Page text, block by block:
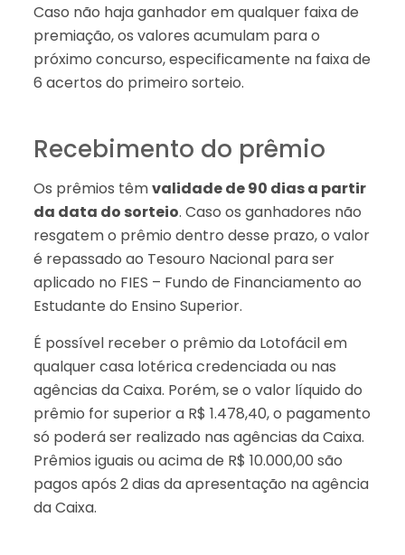
Caso não haja ganhador em qualquer faixa de
premiação, os valores acumulam para o
próximo concurso, especificamente na faixa de
6 acertos do primeiro sorteio.
Recebimento do prêmio
Os prêmios têmvalidade de 90 dias a partir
da data do sorteio. Caso os ganhadores não
resgatem o prêmio dentro desse prazo, o valor
é repassado ao Tesouro Nacional para ser
aplicado no FIES – Fundo de Financiamento ao
Estudante do Ensino Superior.
É possível receber o prêmio da Lotofácil em
qualquer casa lotérica credenciada ou nas
agências da Caixa. Porém, se o valor líquido do
prêmio for superior a R$ 1.478,40, o pagamento
só poderá ser realizado nas agências da Caixa.
Prêmios iguais ou acima de R$ 10.000,00 são
pagos após 2 dias da apresentação na agência
da Caixa.